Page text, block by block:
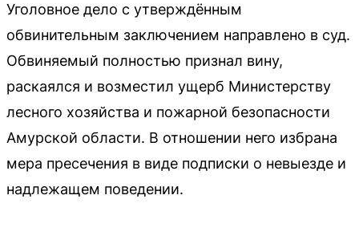
Уголовное дело с утверждённым
обвинительным заключением направлено в суд.
Обвиняемый полностью признал вину,
раскаялся и возместил ущерб Министерству
лесного хозяйства и пожарной безопасности
Амурской области. В отношении него избрана
мера пресечения в виде подписки о невыезде и
надлежащем поведении.